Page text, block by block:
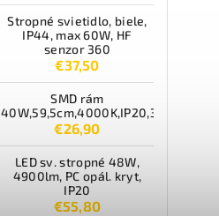
Stropné svietidlo, biele,
IP44, max 60W, HF
senzor 360
€37,50
SMD rám
€26,90
LED sv. stropné 48W,
4900lm, PC opál. kryt,
IP20
€55,80